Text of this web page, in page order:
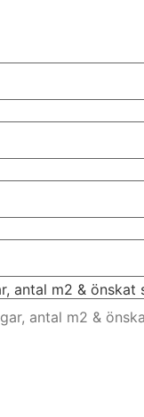
antal m2 & önskat